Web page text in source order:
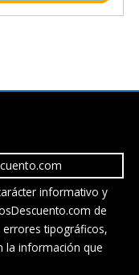
informativo y
de
tipográficos,
la información que